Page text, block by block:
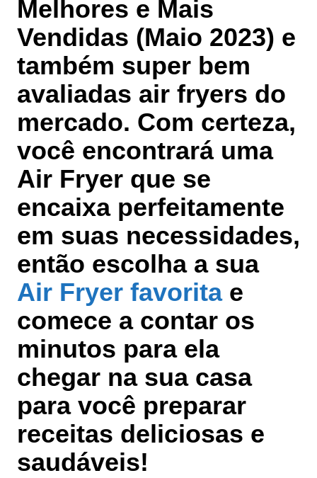
Melhores e Mais
Vendidas (Maio 2023) e
também super bem
avaliadas air fryers do
mercado. Com certeza,
você encontrará uma
Air Fryer que se
encaixa perfeitamente
em suas necessidades,
então escolha a sua
Air Fryer favoritae
comece a contar os
minutos para ela
chegar na sua casa
para você preparar
receitas deliciosas e
saudáveis!